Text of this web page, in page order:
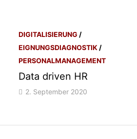
DIGITALISIERUNG /
EIGNUNGSDIAGNOSTIK /
PERSONALMANAGEMENT
Data driven HR
2. September 2020